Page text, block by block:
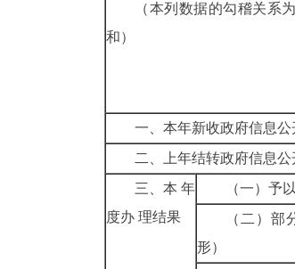
（本列数据的勾稽关系
和）
一、本年新收政府信息
二、上年结转政府信息
三、本 年
度办 理结果
（一）予
（二）部
形）